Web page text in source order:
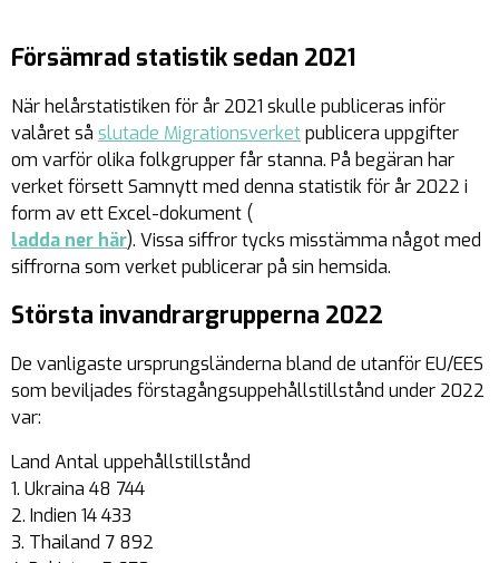
Försämrad statistik sedan 2021
När helårstatistiken för år 2021 skulle publiceras inför
valåret så slutade Migrationsverketpublicera uppgifter
om varför olika folkgrupper får stanna. På begäran har
verket försett Samnytt med denna statistik för år 2022 i
form av ett Excel-dokument (
ladda ner här). Vissa siffror tycks misstämma något med
siffrorna som verket publicerar på sin hemsida.
Största invandrargrupperna 2022
De vanligaste ursprungsländerna bland de utanför EU/EES
som beviljades förstagångsuppehållstillstånd under 2022
var:
Land Antal uppehållstillstånd
1. Ukraina 48 744
2. Indien 14 433
3. Thailand 7 892